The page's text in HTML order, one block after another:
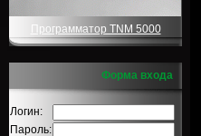
Программатор TNM 5000
Форма входа
Логин:
Пароль: